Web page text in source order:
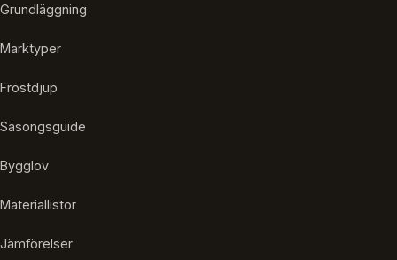
Grundläggning
Marktyper
Frostdjup
Säsongsguide
Bygglov
Materiallistor
Jämförelser